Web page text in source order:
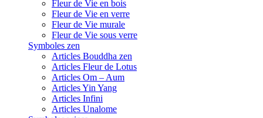
Fleur de Vie en bois
Fleur de Vie en verre
Fleur de Vie murale
Fleur de Vie sous verre
Symboles zen
Articles Bouddha zen
Articles Fleur de Lotus
Articles Om – Aum
Articles Yin Yang
Articles Infini
Articles Unalome